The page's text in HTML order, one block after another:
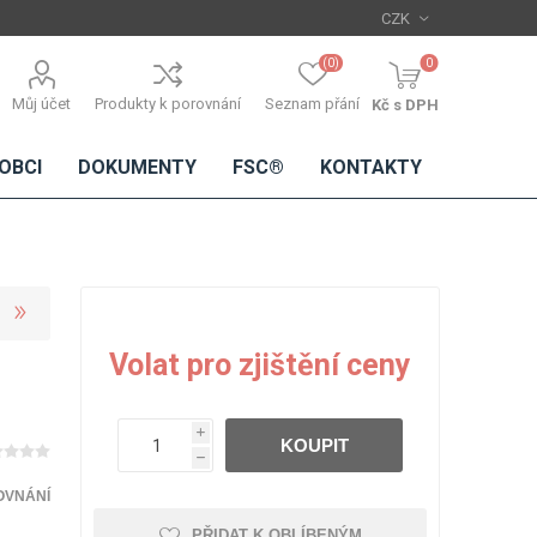
Můj účet Produkty k porovnání Seznam přání
(0) 0
Kč s DPH
DŘEVĚNÉ
IMITACE
BETONU
DÝHY
Lamináty s
dřevěnou
DOKUMENTY FSC® KONTAKTY
Volat pro zjištění ceny
i
h
KOUPIT